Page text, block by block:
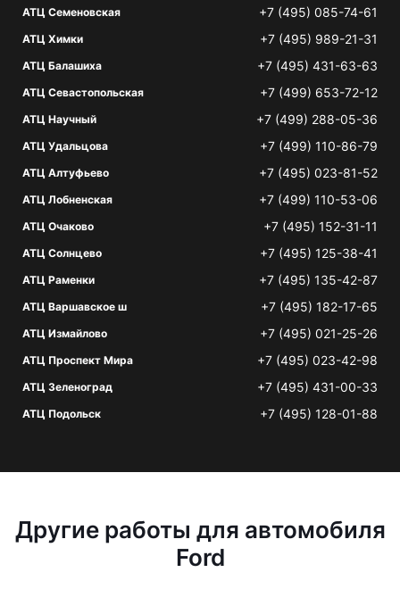
АТЦ Семеновская +7 (495) 085-74-61
АТЦ Химки +7 (495) 989-21-31
АТЦ Балашиха +7 (495) 431-63-63
АТЦ Севастопольская +7 (499) 653-72-12
АТЦ Научный +7 (499) 288-05-36
АТЦ Удальцова +7 (499) 110-86-79
АТЦ Алтуфьево +7 (495) 023-81-52
АТЦ Лобненская +7 (499) 110-53-06
АТЦ Очаково +7 (495) 152-31-11
АТЦ Солнцево +7 (495) 125-38-41
АТЦ Раменки +7 (495) 135-42-87
АТЦ Варшавское ш +7 (495) 182-17-65
АТЦ Измайлово +7 (495) 021-25-26
АТЦ Проспект Мира +7 (495) 023-42-98
АТЦ Зеленоград +7 (495) 431-00-33
АТЦ Подольск +7 (495) 128-01-88
Другие работы для автомобиля
Ford